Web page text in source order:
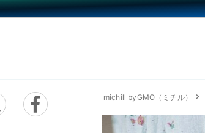
michill byGMO（ミチル）